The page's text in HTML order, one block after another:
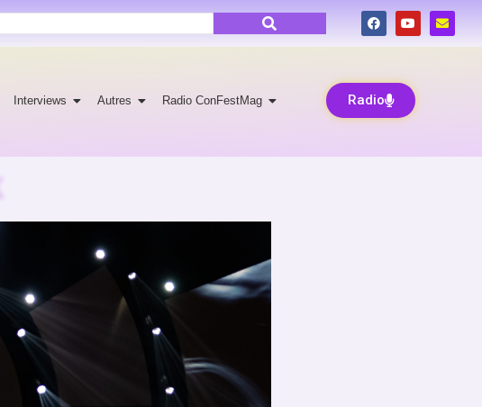
Interviews Autres Radio ConFestMag Radio